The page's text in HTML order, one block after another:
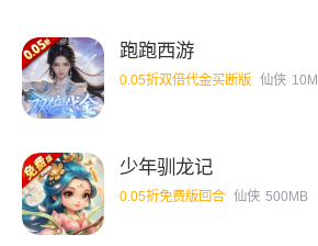
跑跑西游
0.05折双倍代金买断版 仙侠
少年驯龙记
0.05折免费版回合 仙侠 500MB